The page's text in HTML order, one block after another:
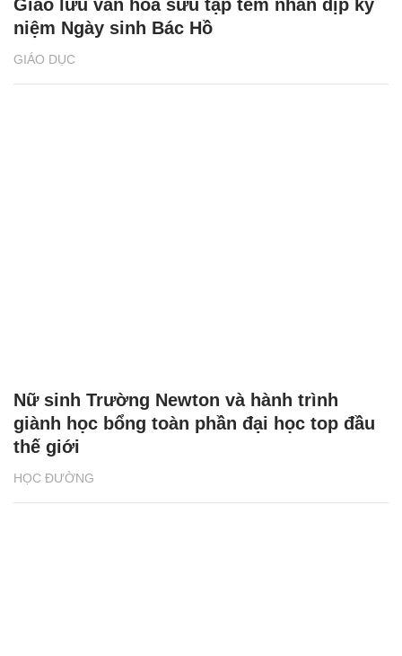
GIÁO DỤC
Giao lưu văn hóa sưu tập tem nhân dịp kỷ
niệm Ngày sinh Bác Hồ
HỌC ĐƯỜNG
Nữ sinh Trường Newton và hành trình
giành học bổng toàn phần đại học top đầu
thế giới